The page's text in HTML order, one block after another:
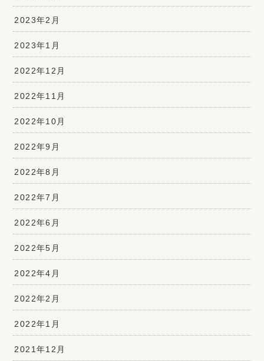
2023年2月
2023年1月
2022年12月
2022年11月
2022年10月
2022年9月
2022年8月
2022年7月
2022年6月
2022年5月
2022年4月
2022年2月
2022年1月
2021年12月